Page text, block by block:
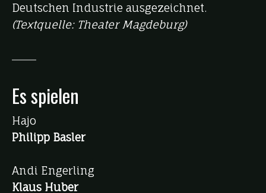
Deutschen Industrie ausgezeichnet.
(Textquelle: Theater Magdeburg)
Es spielen
Hajo
Philipp Basler
Andi Engerling
Klaus Huber